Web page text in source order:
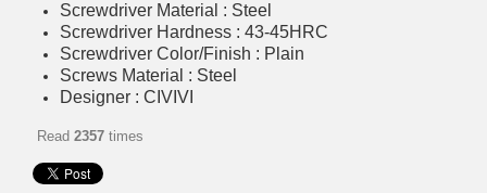
Screwdriver Material : Steel
Screwdriver Hardness : 43-45HRC
Screwdriver Color/Finish : Plain
Screws Material : Steel
Designer : CIVIVI
Read 2357 times